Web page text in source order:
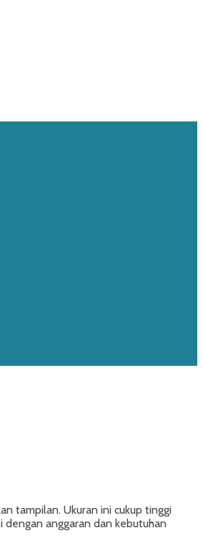
tampilan. Ukuran ini cukup tinggi
dengan anggaran dan kebutuhan